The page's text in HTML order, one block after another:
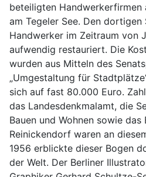
beteiligten Handwerkerfirmen
am Tegeler See. Den
Handwerker im Zeitraum von
aufwendig restauriert. Die
wurden aus Mitteln des
„Umgestaltung für
sich auf fast 80.000 Euro.
das Landesdenkmalamt, die
Bauen und Wohnen sowie das
Reinickendorf waren an
1956 erblickte dieser Bogen
der Welt. Der Berliner